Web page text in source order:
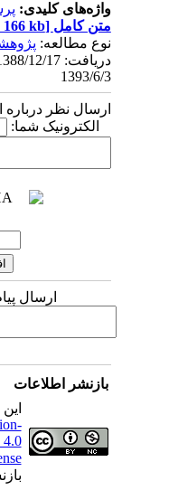
واژه‌های کلیدی:
متن کامل[PDF 166 kb]
نوع مطالعه:
1393/6/3
ارسال نظر درباره
الکترونیک شما:
ارسال
بازنشر اطلاعات
این
4.0